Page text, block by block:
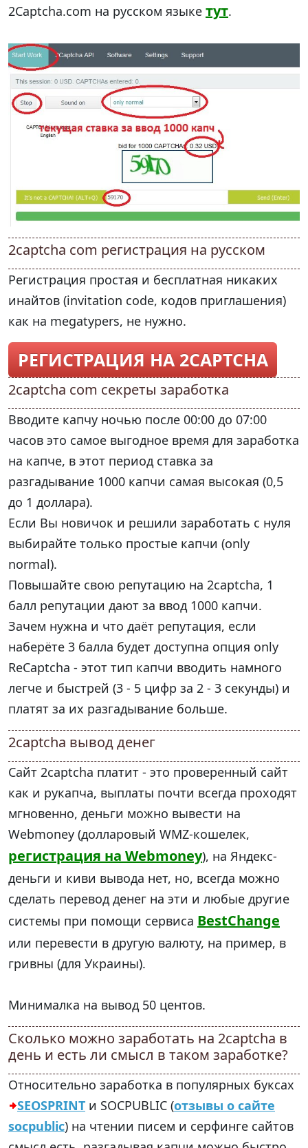
2Captcha.com на русском языке тут.
2captcha com регистрация на русском
Регистрация простая и бесплатная никаких
инайтов (invitation code, кодов приглашения)
как на megatypers, не нужно.
РЕГИСТРАЦИЯ НА 2CAPTCHA
2captcha com секреты заработка
Вводите капчу ночью после 00:00 до 07:00
часов это самое выгодное время для заработка
на капче, в этот период ставка за
разгадывание 1000 капчи самая высокая (0,5
до 1 доллара).
Если Вы новичок и решили заработать с нуля
выбирайте только простые капчи (only
normal).
Повышайте свою репутацию на 2captcha, 1
балл репутации дают за ввод 1000 капчи.
Зачем нужна и что даёт репутация, если
наберёте 3 балла будет доступна опция only
ReCaptcha - этот тип капчи вводить намного
легче и быстрей (3 - 5 цифр за 2 - 3 секунды) и
платят за их разгадывание больше.
2captcha вывод денег
Сайт 2captcha платит - это проверенный сайт
как и рукапча, выплаты почти всегда проходят
мгновенно, деньги можно вывести на
Webmoney (долларовый WMZ-кошелек,
регистрация на Webmoney), на Яндекс-
деньги и киви вывода нет, но, всегда можно
сделать перевод денег на эти и любые другие
системы при помощи сервиса BestChange
или перевести в другую валюту, на пример, в
гривны (для Украины).
Минималка на вывод 50 центов.
Сколько можно заработать на 2captcha в
день и есть ли смысл в таком заработке?
Относительно заработка в популярных буксах
SEOSPRINT и SOCPUBLIC (отзывы о сайте
socpublic) на чтении писем и серфинге сайтов